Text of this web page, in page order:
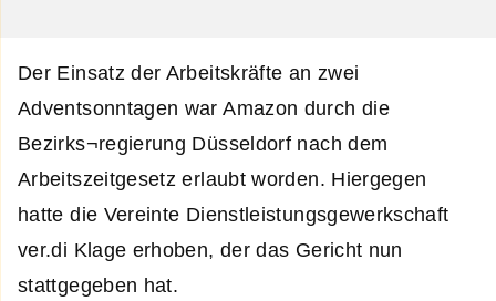
Der Einsatz der Arbeitskräfte an zwei
Adventsonntagen war Amazon durch die
Bezirks¬regierung Düsseldorf nach dem
Arbeitszeitgesetz erlaubt worden. Hiergegen
hatte die Vereinte Dienstleistungsgewerkschaft
ver.di Klage erhoben, der das Gericht nun
stattgegeben hat.